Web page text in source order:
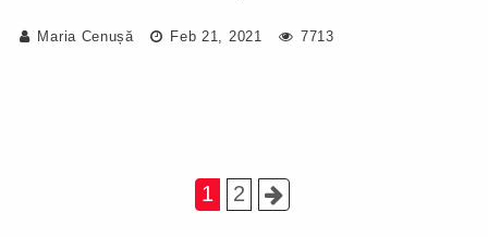
Maria Cenușă Feb 21, 2021 7713
1 2